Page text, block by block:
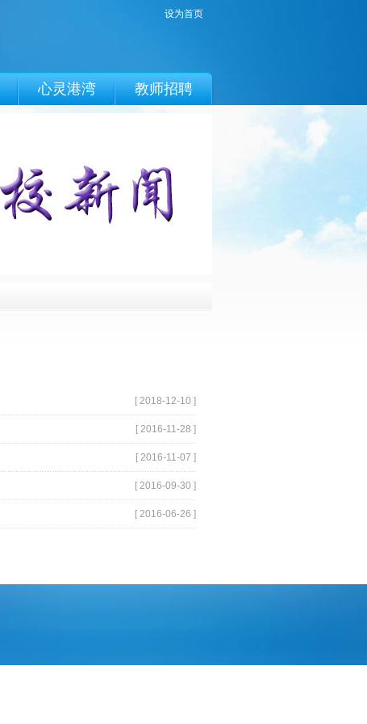
设为首页
心灵港湾 教师招聘
[ 2018-12-10 ]
[ 2016-11-28 ]
[ 2016-11-07 ]
[ 2016-09-30 ]
[ 2016-06-26 ]